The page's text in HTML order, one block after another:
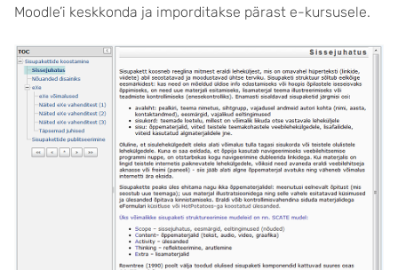
Moodle’i keskkonda ja imporditakse pärast e-kursusele.